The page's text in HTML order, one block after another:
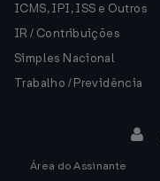
ICMS, IPI, ISS e Outros
IR / Contribuições
Simples Nacional
Trabalho / Previdência
Área do Assinante